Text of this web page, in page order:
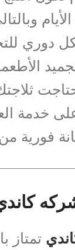
دوري
خدمة
فورية
تمتاز